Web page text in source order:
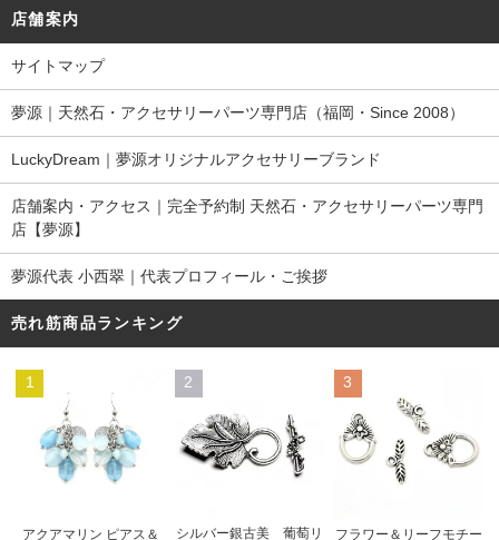
店舗案内
サイトマップ
夢源｜天然石・アクセサリーパーツ専門店（福岡・Since 2008）
LuckyDream｜夢源オリジナルアクセサリーブランド
店舗案内・アクセス｜完全予約制 天然石・アクセサリーパーツ専門
店【夢源】
夢源代表 小西翠｜代表プロフィール・ご挨拶
売れ筋商品ランキング
1
アクアマリン ピアス＆
2
シルバー銀古美 葡萄リ
3
フラワー＆リーフモチー